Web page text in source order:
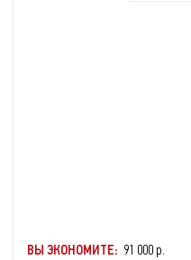
ВЫ ЭКОНОМИТЕ: 91 000 р.